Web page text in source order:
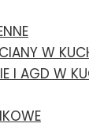
W
I AGD W